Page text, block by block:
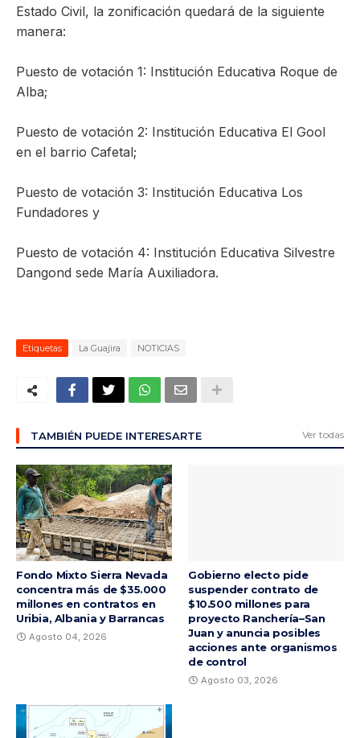
Estado Civil, la zonificación quedará de la siguiente
manera:
Puesto de votación 1: Institución Educativa Roque de
Alba;
Puesto de votación 2: Institución Educativa El Gool
en el barrio Cafetal;
Puesto de votación 3: Institución Educativa Los
Fundadores y
Puesto de votación 4: Institución Educativa Silvestre
Dangond sede María Auxiliadora.
Etiquetas La Guajira NOTICIAS
TAMBIÉN PUEDE INTERESARTE Ver todas
Fondo Mixto Sierra Nevada
concentra más de $35.000
millones en contratos en
Uribia, Albania y Barrancas
Agosto 04, 2026
Gobierno electo pide
suspender contrato de
$10.500 millones para
proyecto Ranchería–San
Juan y anuncia posibles
acciones ante organismos
de control
Agosto 03, 2026